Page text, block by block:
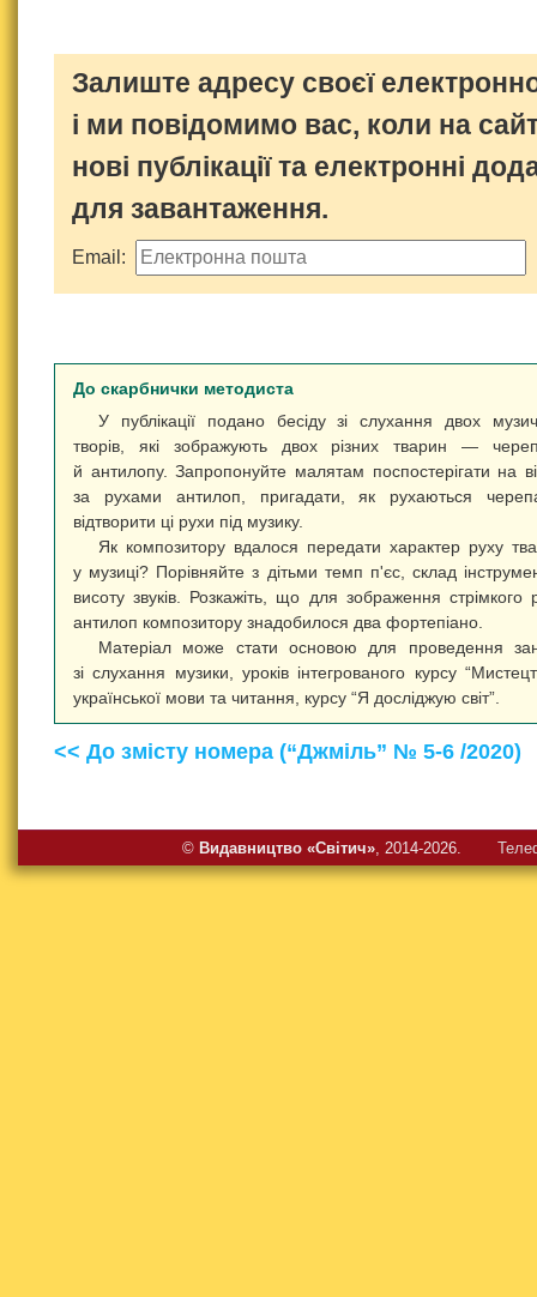
Залиште адресу своєї
і ми повідомимо вас, коли на
нові публікації та електронні
для завантаження.
Email:
До скарбнички методиста
У публікації подано бесіду зі слухання двох
творів, які зображують двох різних тварин —
й антилопу. Запропонуйте малятам поспостерігати на
за рухами антилоп, пригадати, як рухаються
відтворити ці рухи під музику.
Як композитору вдалося передати характер руху
у музиці? Порівняйте з дітьми темп п'єс, склад
висоту звуків. Розкажіть, що для зображення стрімкого
антилоп композитору знадобилося два фортепіано.
Матеріал може стати основою для проведення
зі слухання музики, уроків інтегрованого курсу
української мови та читання, курсу “Я досліджую світ”.
<< До змісту номера (“Джміль” № 5-6 /2020)
© Видавництво «Свiтич», 2014-2026.